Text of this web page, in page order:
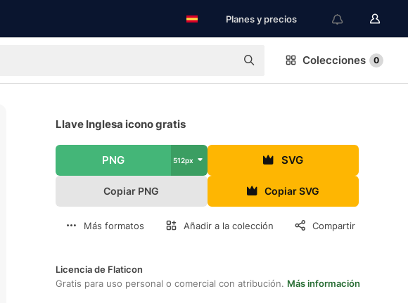
Planes y precios
Colecciones 0
Llave Inglesa icono gratis
PNG 512px SVG
Copiar PNG Copiar SVG
Más formatos Añadir a la colección Compartir
Licencia de Flaticon
Gratis para uso personal o comercial con atribución. Más información